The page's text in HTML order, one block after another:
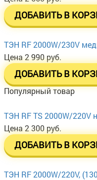
ДОБАВИТЬ В
ТЭН RF 2000W/230V
Цена 2 990 руб.
ДОБАВИТЬ В
Популярный товар
ТЭН RF TS 2000W/220V
Цена 2 300 руб.
ДОБАВИТЬ В
ТЭН RF 2000W/220V,